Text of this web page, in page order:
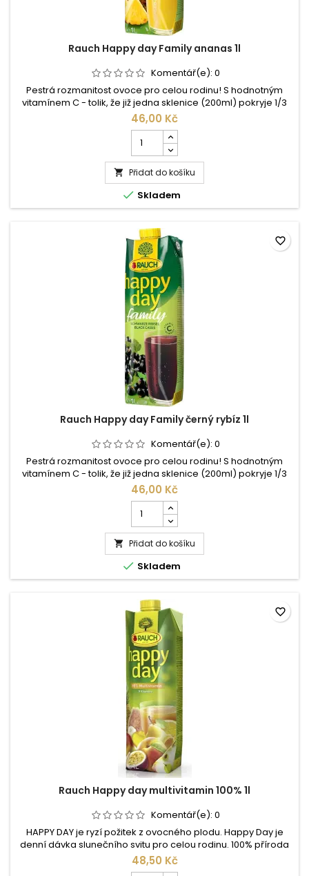
Rauch Happy day Family ananas 1l
Komentář(e): 0
Pestrá rozmanitost ovoce pro celou rodinu! S hodnotným
vitamínem C - tolik, že již jedna sklenice (200ml) pokryje 1/3
potřebného denního příjmu. Složení: Pitná voda, 55%
ananasová šťáva z koncentrátu ananasové šťávy, cukr,
kyselinacitronová, vitamín C. ...
46,00 Kč
kusů
produktu
Rauch
Happy
day
Family
 Přidat do košíku
 Skladem
Rauch Happy day Family černý rybíz 1l
Komentář(e): 0
Pestrá rozmanitost ovoce pro celou rodinu! S hodnotným
vitamínem C - tolik, že již jedna sklenice (200ml) pokryje 1/3
potřebného denního příjmu. Složení: Pitná voda, 25% šťáva z
černého rybízu z koncentrátu, cukr, kyselina citronová,vitamín
46,00 Kč
kusů
produktu
Rauch
Happy
day
Family
rybíz
1l
 Přidat do košíku
 Skladem
favorite_border
Rauch Happy day multivitamin 100% 1l
Komentář(e): 0
HAPPY DAY je ryzí požitek z ovocného plodu. Happy Day je
denní dávka slunečního svitu pro celou rodinu. 100% příroda
– bez přídavku barviv, konzervačních nebo aromatických
látek. Happy Day – to je nesrovnatelný požitek z přírody.
48,50 Kč
favorite_border